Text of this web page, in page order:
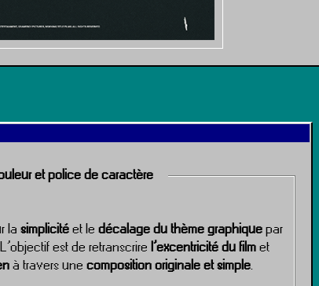
et police de caractère
la simplicitéet le décalage du thème graphiquepar
est de retranscrire l’excentricité du filmet
à travers une composition originale et simple.